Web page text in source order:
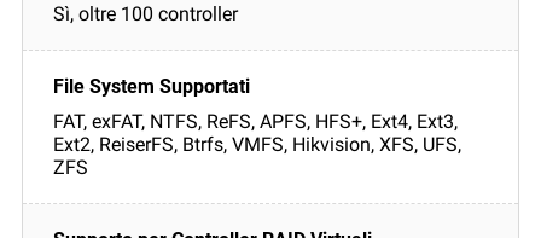
Sì, oltre 100 controller
FAT, exFAT, NTFS, ReFS, APFS, HFS+, Ext4, Ext3,
Ext2, ReiserFS, Btrfs, VMFS, Hikvision, XFS, UFS,
ZFS